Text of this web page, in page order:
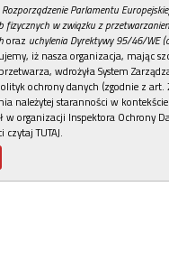
REKLAMA
Rozporządzenie Parlamentu
w związku z
oraz uchylenia Dyrektywy 95/46/WE
iż nasza organizacja, mając
wdrożyła System
ochrony danych (zgodnie z art.
należytej staranności w
w organizacji Inspektora Ochrony
TUTAJ.